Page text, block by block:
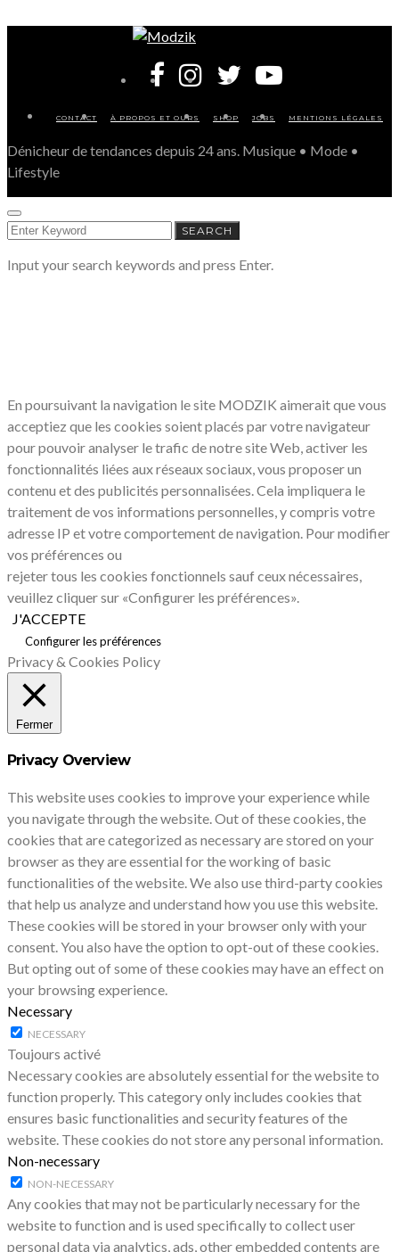
CONTACT À PROPOS ET OURS SHOP JOBS MENTIONS LÉGALES
Dénicheur de tendances depuis 24 ans. Musique • Mode •
Lifestyle
SEARCH
FOR:
SEARCH
Input your search keywords and press Enter.
En poursuivant la navigation le site MODZIK aimerait que vous
acceptiez que les cookies soient placés par votre navigateur
pour pouvoir analyser le trafic de notre site Web, activer les
fonctionnalités liées aux réseaux sociaux, vous proposer un
contenu et des publicités personnalisées. Cela impliquera le
traitement de vos informations personnelles, y compris votre
adresse IP et votre comportement de navigation. Pour modifier
vos préférences ou
rejeter tous les cookies fonctionnels sauf ceux nécessaires,
veuillez cliquer sur «Configurer les préférences».
J'ACCEPTE
Configurer les préférences
Privacy & Cookies Policy
Fermer
Privacy Overview
This website uses cookies to improve your experience while
you navigate through the website. Out of these cookies, the
cookies that are categorized as necessary are stored on your
browser as they are essential for the working of basic
functionalities of the website. We also use third-party cookies
that help us analyze and understand how you use this website.
These cookies will be stored in your browser only with your
consent. You also have the option to opt-out of these cookies.
But opting out of some of these cookies may have an effect on
your browsing experience.
Necessary
NECESSARY
Toujours activé
Necessary cookies are absolutely essential for the website to
function properly. This category only includes cookies that
ensures basic functionalities and security features of the
website. These cookies do not store any personal information.
Non-necessary
NON-NECESSARY
Any cookies that may not be particularly necessary for the
website to function and is used specifically to collect user
personal data via analytics, ads, other embedded contents are